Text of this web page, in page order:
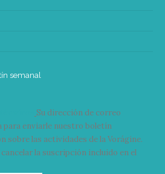
semanal
Su dirección de correo
para enviarle nuestro boletín
las actividades de la Vorágine.
cancelar la suscripción incluido en el